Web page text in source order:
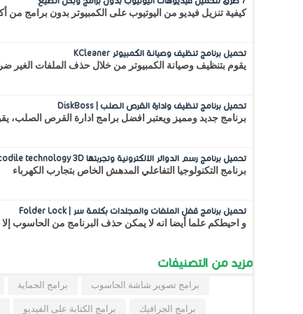
كيفية تنزيل فيديو من اليوتيوب على الكمبيوتر بدون برامج من
تحميل برنامج تنظيف وصيانة الكمبيوتر KCleaner
يقوم بتنظيف وصيانة الكمبيوتر من خلال حذف الملفات الغير
تحميل برنامج تنظيف وادارة القرص الصلب | DiskBoss
برنامج جديد ومميز ويعتبر افضل برامج ادارة القرص الصلب،
تحميل برنامج رسم الدوائر الالكترونية وتجربتها Crocodile technology 3D
برنامج التكنولوجيا التفاعلي المدهش الخاص بتجارب الكهرباء
تحميل برنامج قفل الملفات والمجلدات بكلمة سر | Folder Lock
و احيطكم علما أيضا انه لا يمكن حذف البرنامج من الحاسوب
مزيد من التصنيفات
برامج الحماية برامج تصوير شاشة الحاسوب
برامج الكتابة على الفيديو برامج الجرافيك